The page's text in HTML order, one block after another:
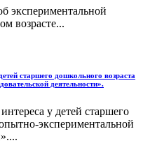
экспериментальной
возрасте...
старшего дошкольного возраста
деятельности».
у детей старшего
экспериментальной